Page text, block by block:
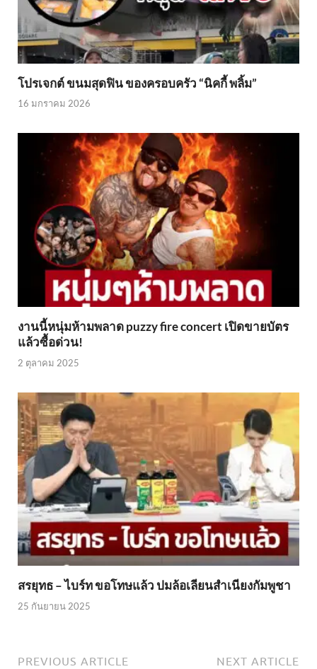
โปรเจกต์ ขนมสุดฟิน ของครอบครัว “นิคกี้ พลิ้ม”
16 มกราคม 2026
งานนี้หนุ่มห้ามพลาด puzzy fire concert เปิดขายบัตร
แล้วซื้อด่วน!
2 ตุลาคม 2025
สรยุทธ – ไบร์ท ขอโทษแล้ว ปมล้อเลียนสำเนียงกัมพูชา
25 กันยายน 2025
PREVIOUS ARTICLE NEXT ARTICLE